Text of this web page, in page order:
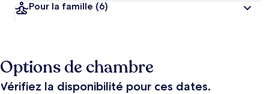
Pour la famille (6)
Options de chambre
Vérifiez la disponibilité pour ces dates.